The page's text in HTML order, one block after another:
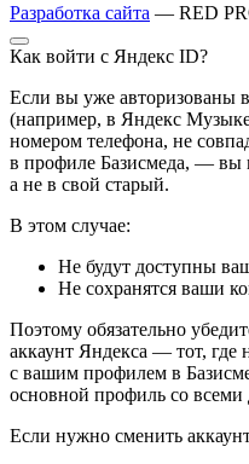
Разработка сайта — RED
Как войти с Яндекс ID?
Если вы уже авторизованы
(например, в Яндекс
номером телефона, не
в профиле Базисмеда, — вы
а не в свой старый.
В этом случае:
Не будут доступны
Не сохранятся ваши
Поэтому обязательно
аккаунт Яндекса — тот, где
с вашим профилем в
основной профиль со
Если нужно сменить